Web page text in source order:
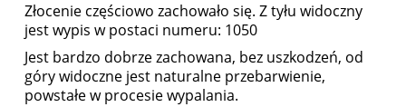
Złocenie częściowo zachowało się. Z tyłu widoczny
jest wypis w postaci numeru: 1050
Jest bardzo dobrze zachowana, bez uszkodzeń, od
góry widoczne jest naturalne przebarwienie,
powstałe w procesie wypalania.